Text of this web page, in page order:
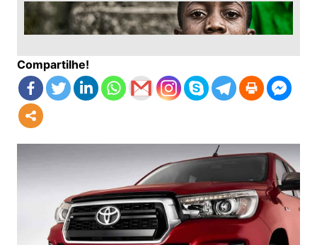
Compartilhe!